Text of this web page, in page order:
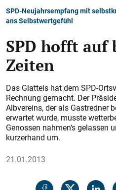
SPD-Neujahrsempfang mit
ans Selbstwertgefühl
SPD hofft auf
Zeiten
Das Glatteis hat dem SPD-
Rechnung gemacht. Der
Albvereins, der als Gastredner
erwartet wurde, musste
Genossen nahmen‘s gelassen
kurzerhand um.
21.01.2013